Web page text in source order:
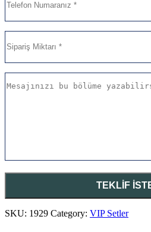
SKU: 1929 Category: VIP Setler